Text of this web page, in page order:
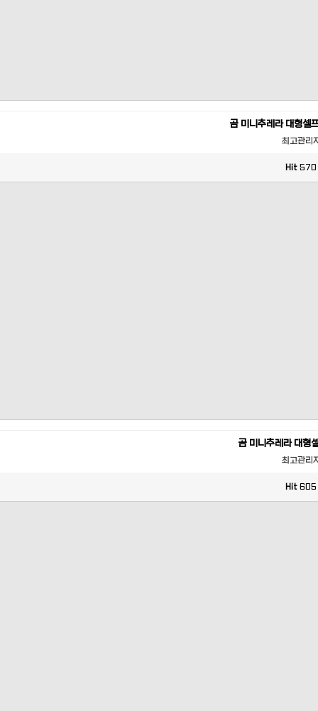
곰 미니추레라 대형셀
최고관리
Hit 570
곰 미니추레라 대형
최고관리
Hit 605